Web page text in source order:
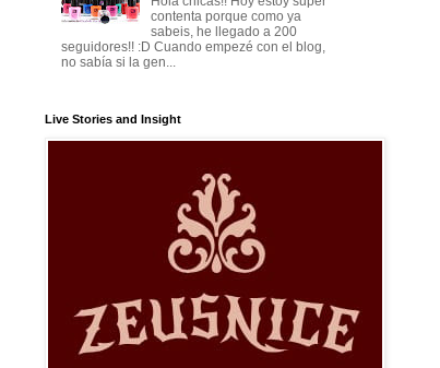
contenta porque como ya
sabeis, he llegado a 200
seguidores!! :D Cuando empezé con el blog,
no sabía si la gen...
Live Stories and Insight